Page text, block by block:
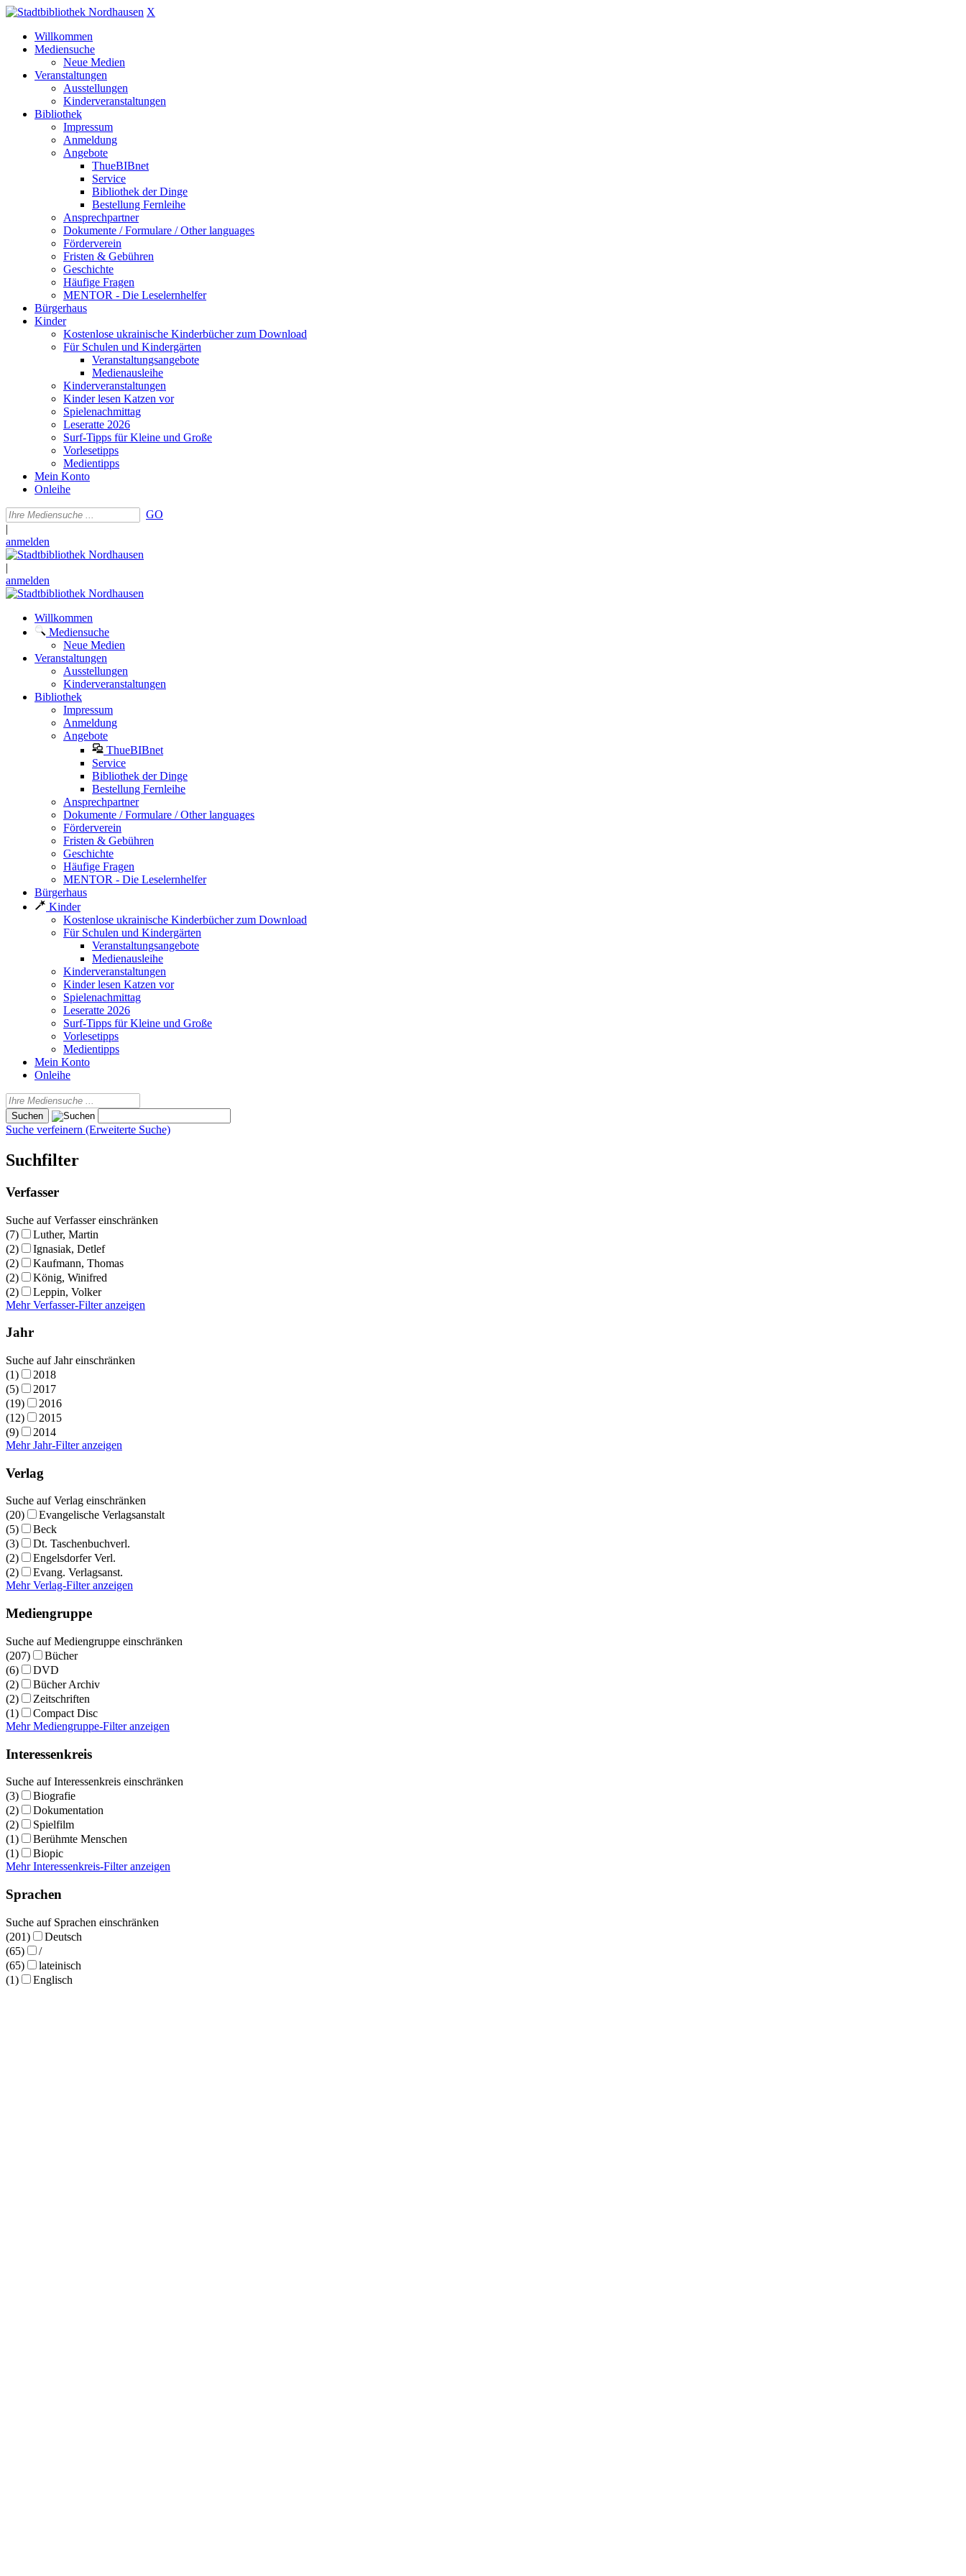
X
Willkommen
Mediensuche
Neue Medien
Veranstaltungen
Ausstellungen
Kinderveranstaltungen
Bibliothek
Impressum
Anmeldung
Angebote
ThueBIBnet
Service
Bibliothek der Dinge
Bestellung Fernleihe
Ansprechpartner
Dokumente / Formulare / Other languages
Förderverein
Fristen & Gebühren
Geschichte
Häufige Fragen
MENTOR - Die Leselernhelfer
Bürgerhaus
Kinder
Kostenlose ukrainische Kinderbücher zum Download
Für Schulen und Kindergärten
Veranstaltungsangebote
Medienausleihe
Kinderveranstaltungen
Kinder lesen Katzen vor
Spielenachmittag
Leseratte 2026
Surf-Tipps für Kleine und Große
Vorlesetipps
Medientipps
Mein Konto
Onleihe
GO
|
anmelden
|
anmelden
Willkommen
Mediensuche
Neue Medien
Veranstaltungen
Ausstellungen
Kinderveranstaltungen
Bibliothek
Impressum
Anmeldung
Angebote
ThueBIBnet
Service
Bibliothek der Dinge
Bestellung Fernleihe
Ansprechpartner
Dokumente / Formulare / Other languages
Förderverein
Fristen & Gebühren
Geschichte
Häufige Fragen
MENTOR - Die Leselernhelfer
Bürgerhaus
Kinder
Kostenlose ukrainische Kinderbücher zum Download
Für Schulen und Kindergärten
Veranstaltungsangebote
Medienausleihe
Kinderveranstaltungen
Kinder lesen Katzen vor
Spielenachmittag
Leseratte 2026
Surf-Tipps für Kleine und Große
Vorlesetipps
Medientipps
Mein Konto
Onleihe
Suche verfeinern (Erweiterte Suche)
Suchfilter
Verfasser
Suche auf Verfasser einschränken
(7)
Luther, Martin
(2)
Ignasiak, Detlef
(2)
Kaufmann, Thomas
(2)
König, Winifred
(2)
Leppin, Volker
Mehr Verfasser-Filter anzeigen
Jahr
Suche auf Jahr einschränken
(1)
2018
(5)
2017
(19)
2016
(12)
2015
(9)
2014
Mehr Jahr-Filter anzeigen
Verlag
Suche auf Verlag einschränken
(20)
Evangelische Verlagsanstalt
(5)
Beck
(3)
Dt. Taschenbuchverl.
(2)
Engelsdorfer Verl.
(2)
Evang. Verlagsanst.
Mehr Verlag-Filter anzeigen
Mediengruppe
Suche auf Mediengruppe einschränken
(207)
Bücher
(6)
DVD
(2)
Bücher Archiv
(2)
Zeitschriften
(1)
Compact Disc
Mehr Mediengruppe-Filter anzeigen
Interessenkreis
Suche auf Interessenkreis einschränken
(3)
Biografie
(2)
Dokumentation
(2)
Spielfilm
(1)
Berühmte Menschen
(1)
Biopic
Mehr Interessenkreis-Filter anzeigen
Sprachen
Suche auf Sprachen einschränken
(201)
Deutsch
(65)
/
(65)
lateinisch
(1)
Englisch